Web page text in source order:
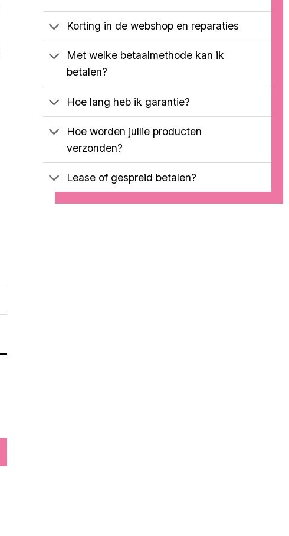
klantbeoordelingen
Korting in de webshop en reparaties
Met welke betaalmethode kan ik
betalen?
Hoe lang heb ik garantie?
Hoe worden jullie producten
verzonden?
Lease of gespreid betalen?